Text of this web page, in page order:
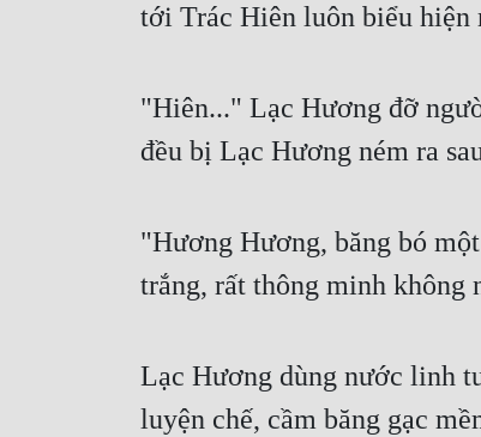
tới Trác Hiên luôn biểu
"Hiên..." Lạc Hương đỡ
đều bị Lạc Hương ném ra
"Hương Hương, băng bó
trắng, rất thông minh không
Lạc Hương dùng nước linh
luyện chế, cầm băng gạc